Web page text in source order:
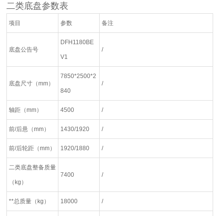
二类底盘参数表
项目 参数 备注
底盘公告号
DFH1180BE
V1
/
底盘尺寸（mm）
7850*2500*2
840
/
轴距（mm） 4500 /
前/后悬（mm） 1430/1920 /
前/后轮距（mm） 1920/1880 /
二类底盘整备质量
（kg）
7400 /
**总质量（kg） 18000 /